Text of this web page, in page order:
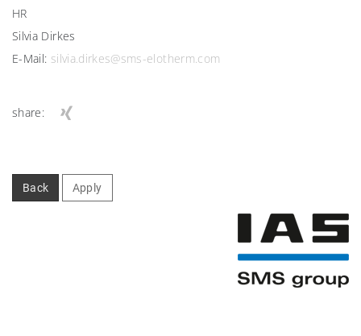
HR
Silvia Dirkes
E-Mail: silvia.dirkes@sms-elotherm.com
share:
Back Apply